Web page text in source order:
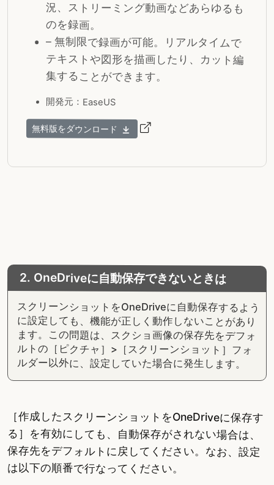
況、ストリーミング動画などあらゆるも
のを録画。
– 無制限で録画が可能。リアルタイムで
テキストや図形を描画したり、カット編
集することができます。
開発元：EaseUS
無料版をダウンロード
2. OneDriveに自動保存できないときは
スクリーンショットをOneDriveに自動保存するよう
に設定しても、機能が正しく動作しないことがあり
ます。この問題は、スクショ画像の保存先をデフォ
ルトの［ピクチャ］>［スクリーンショット］フォ
ルダー以外に、設定していた場合に発生します。
［作成したスクリーンショットをOneDriveに保存す
る］を有効にしても、自動保存がされない場合は、
保存先をデフォルトに戻してください。なお、設定
は以下の順番で行なってください。